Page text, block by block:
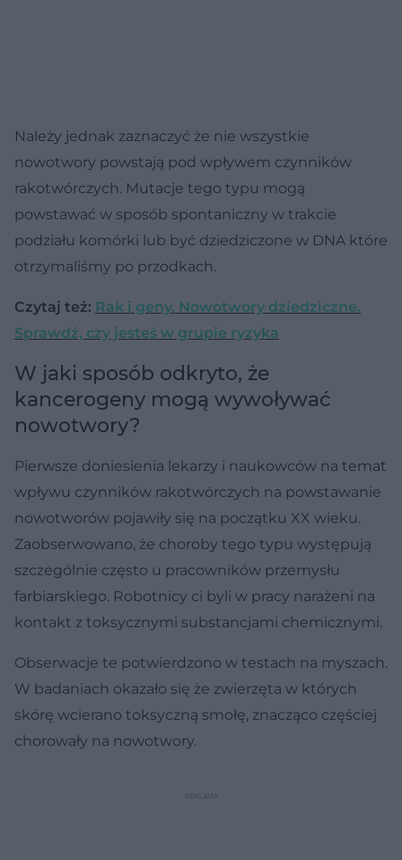
Należy jednak zaznaczyć że nie wszystkie
nowotwory powstają pod wpływem czynników
rakotwórczych. Mutacje tego typu mogą
powstawać w sposób spontaniczny w trakcie
podziału komórki lub być dziedziczone w DNA które
otrzymaliśmy po przodkach.
Czytaj też: Rak i geny. Nowotwory dziedziczne.
Sprawdź, czy jesteś w grupie ryzyka
W jaki sposób odkryto, że
kancerogeny mogą wywoływać
nowotwory?
Pierwsze doniesienia lekarzy i naukowców na temat
wpływu czynników rakotwórczych na powstawanie
nowotworów pojawiły się na początku XX wieku.
Zaobserwowano, że choroby tego typu występują
szczególnie często u pracowników przemysłu
farbiarskiego. Robotnicy ci byli w pracy narażeni na
kontakt z toksycznymi substancjami chemicznymi.
Obserwacje te potwierdzono w testach na myszach.
W badaniach okazało się że zwierzęta w których
skórę wcierano toksyczną smołę, znacząco częściej
chorowały na nowotwory.